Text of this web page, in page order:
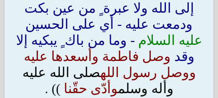
إلى الله ولا عبرة ٍ من عين بكت
ودمعت عليه - أي على الحسين
عليه السلام - وما من باك ٍ يبكيه إلا
وقد وصل فاطمة وأسعدها عليه
ووصل رسول اللهصلى الله عليه
وأله وسلموأدّى حقّنا )) .